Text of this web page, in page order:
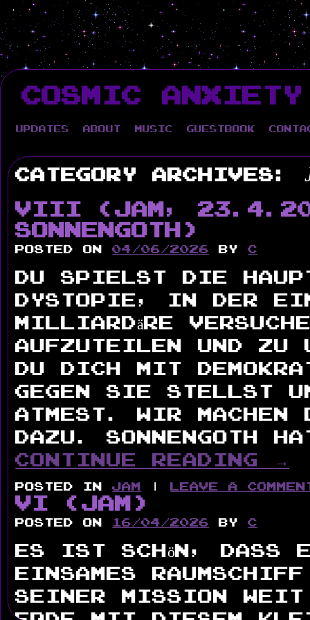
Skip
to
contentCOSMIC ANXIETY
Updates About Music Guestbook
Category Archives:
VIII (Jam,
Sonnengoth)
Posted on 04/06/2026 by c
Du spielst die
Dystopie, in der
Milliardäre
aufzuteilen und zu
Du Dich mit
gegen sie stellst
atmest. Wir machen
dazu. Sonnengoth
Continue reading
→
Posted in Jam Leave a
VI (Jam)
Posted on 16/04/2026 by c
Es ist schön, dass
einsames Raumschiff
seiner Mission weit